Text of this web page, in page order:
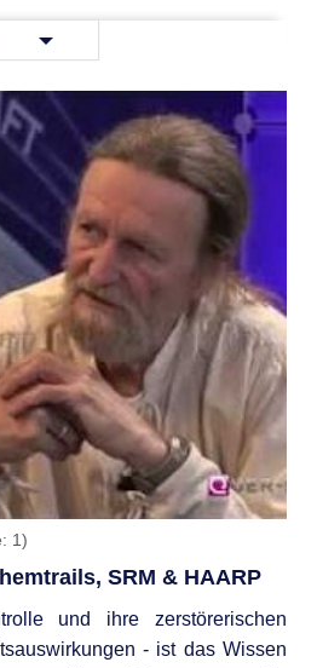
1)
SRM & HAARP
und ihre zerstörerischen
- ist das Wissen